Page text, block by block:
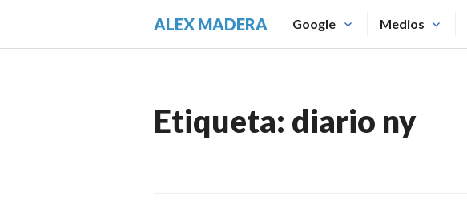
ALEX MADERA Google Medios
Etiqueta: diario ny